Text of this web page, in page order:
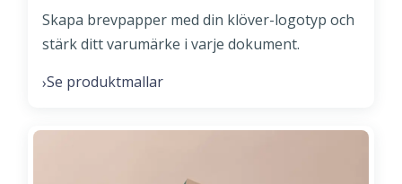
Skapa brevpapper med din klöver-logotyp och
stärk ditt varumärke i varje dokument.
›Se produktmallar